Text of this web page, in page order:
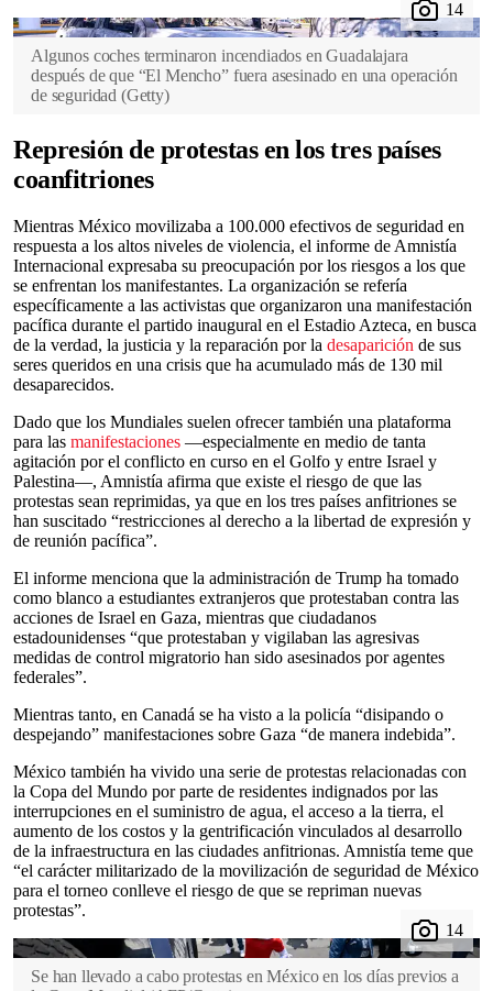
Algunos coches terminaron incendiados en Guadalajara
después de que “El Mencho” fuera asesinado en una operación
de seguridad (Getty)
Represión de protestas en los tres países
coanfitriones
Mientras México movilizaba a 100.000 efectivos de seguridad en
respuesta a los altos niveles de violencia, el informe de Amnistía
Internacional expresaba su preocupación por los riesgos a los que
se enfrentan los manifestantes. La organización se refería
específicamente a las activistas que organizaron una manifestación
pacífica durante el partido inaugural en el Estadio Azteca, en busca
de la verdad, la justicia y la reparación por la desaparición de sus
seres queridos en una crisis que ha acumulado más de 130 mil
desaparecidos.
Dado que los Mundiales suelen ofrecer también una plataforma
para las manifestaciones —especialmente en medio de tanta
agitación por el conflicto en curso en el Golfo y entre Israel y
Palestina—, Amnistía afirma que existe el riesgo de que las
protestas sean reprimidas, ya que en los tres países anfitriones se
han suscitado “restricciones al derecho a la libertad de expresión y
de reunión pacífica”.
El informe menciona que la administración de Trump ha tomado
como blanco a estudiantes extranjeros que protestaban contra las
acciones de Israel en Gaza, mientras que ciudadanos
estadounidenses “que protestaban y vigilaban las agresivas
medidas de control migratorio han sido asesinados por agentes
federales”.
Mientras tanto, en Canadá se ha visto a la policía “disipando o
despejando” manifestaciones sobre Gaza “de manera indebida”.
México también ha vivido una serie de protestas relacionadas con
la Copa del Mundo por parte de residentes indignados por las
interrupciones en el suministro de agua, el acceso a la tierra, el
aumento de los costos y la gentrificación vinculados al desarrollo
de la infraestructura en las ciudades anfitrionas. Amnistía teme que
“el carácter militarizado de la movilización de seguridad de México
para el torneo conlleve el riesgo de que se repriman nuevas
protestas”.
Se han llevado a cabo protestas en México en los días previos a